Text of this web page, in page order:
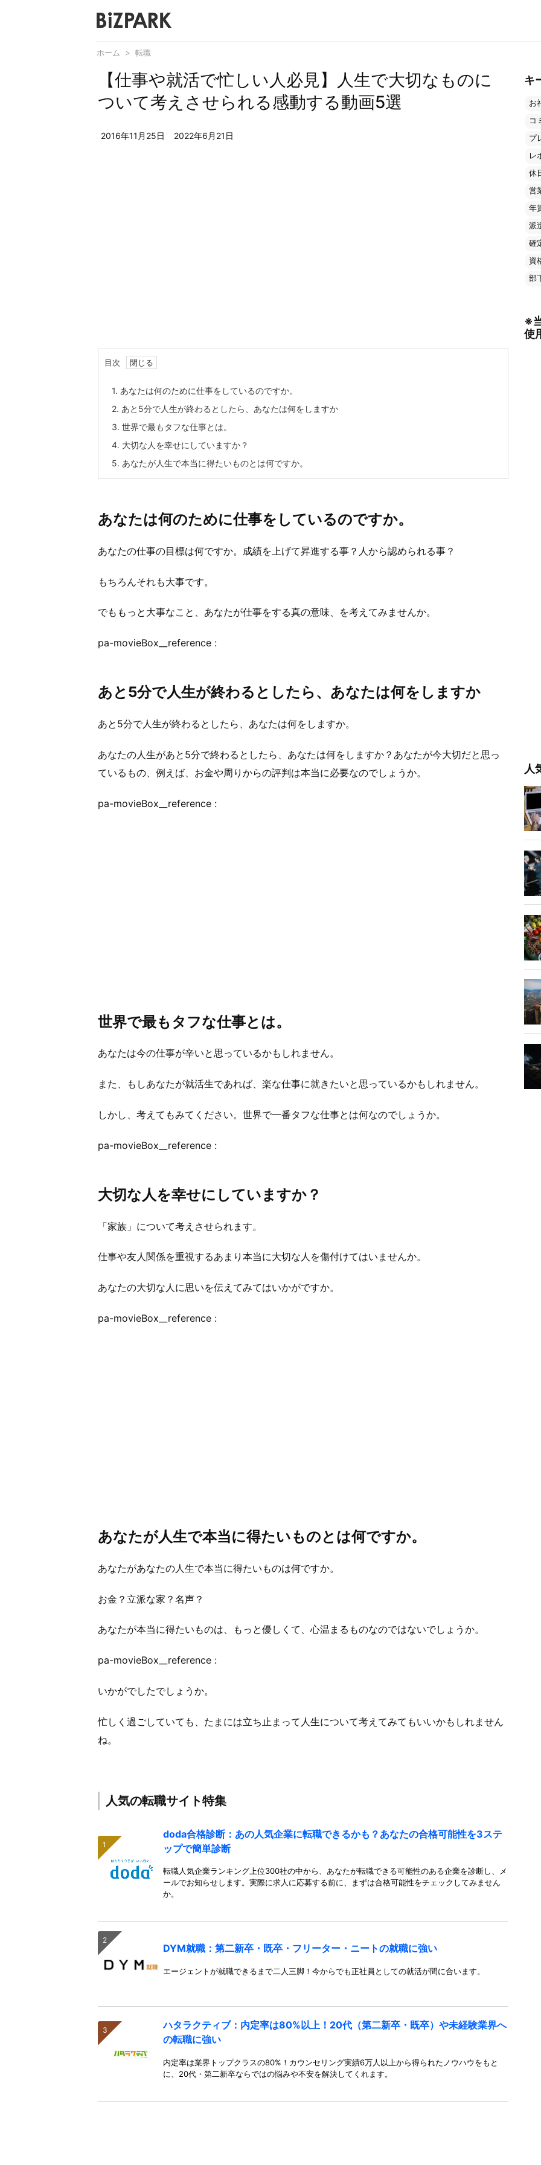
ホーム > 転職
【仕事や就活で忙しい人必見】人生で大切なものに
ついて考えさせられる感動する動画5選
2016年11月25日 2022年6月21日
目次
1. あなたは何のために仕事をしているのですか。
2. あと5分で人生が終わるとしたら、あなたは何をしますか
3. 世界で最もタフな仕事とは。
4. 大切な人を幸せにしていますか？
5. あなたが人生で本当に得たいものとは何ですか。
あなたは何のために仕事をしているのですか。
あなたの仕事の目標は何ですか。成績を上げて昇進する事？人から認められる事？
もちろんそれも大事です。
でももっと大事なこと、あなたが仕事をする真の意味、を考えてみませんか。
pa-movieBox__reference :
あと5分で人生が終わるとしたら、あなたは何をしますか
あと5分で人生が終わるとしたら、あなたは何をしますか。
あなたの人生があと5分で終わるとしたら、あなたは何をしますか？あなたが今大切だと思っ
ているもの、例えば、お金や周りからの評判は本当に必要なのでしょうか。
pa-movieBox__reference :
世界で最もタフな仕事とは。
あなたは今の仕事が辛いと思っているかもしれません。
また、もしあなたが就活生であれば、楽な仕事に就きたいと思っているかもしれません。
しかし、考えてもみてください。世界で一番タフな仕事とは何なのでしょうか。
pa-movieBox__reference :
大切な人を幸せにしていますか？
「家族」について考えさせられます。
仕事や友人関係を重視するあまり本当に大切な人を傷付けてはいませんか。
あなたの大切な人に思いを伝えてみてはいかがですか。
pa-movieBox__reference :
あなたが人生で本当に得たいものとは何ですか。
あなたがあなたの人生で本当に得たいものは何ですか。
お金？立派な家？名声？
あなたが本当に得たいものは、もっと優しくて、心温まるものなのではないでしょうか。
pa-movieBox__reference :
いかがでしたでしょうか。
忙しく過ごしていても、たまには立ち止まって人生について考えてみてもいいかもしれません
ね。
人気の転職サイト特集
doda合格診断：あの人気企業に転職できるかも？あなたの合格可能性を3ステ
ップで簡単診断
転職人気企業ランキング上位300社の中から、あなたが転職できる可能性のある企業を診断し、メ
ールでお知らせします。実際に求人に応募する前に、まずは合格可能性をチェックしてみません
か。
DYM就職：第二新卒・既卒・フリーター・ニートの就職に強い
エージェントが就職できるまで二人三脚！今からでも正社員としての就活が間に合います。
ハタラクティブ：内定率は80%以上！20代（第二新卒・既卒）や未経験業界へ
の転職に強い
内定率は業界トップクラスの80%！カウンセリング実績6万人以上から得られたノウハウをもと
に、20代・第二新卒ならではの悩みや不安を解決してくれます。
キ
お
コ
プ
レ
休
営
年
派
確
資
部
※
使
人